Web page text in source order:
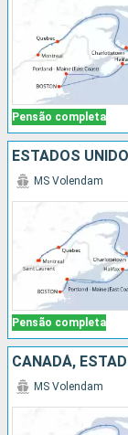
Pensão completa
ESTADOS
Pensão completa
MS Volendam
CANADÁ,
MS Volendam